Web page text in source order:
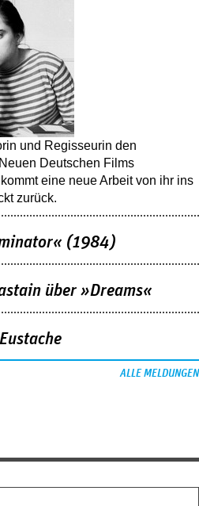
und Regisseurin den
Deutschen Films
eine neue Arbeit von ihr ins
zurück.
(1984)
über »Dreams«
ALLE MELDUNGEN